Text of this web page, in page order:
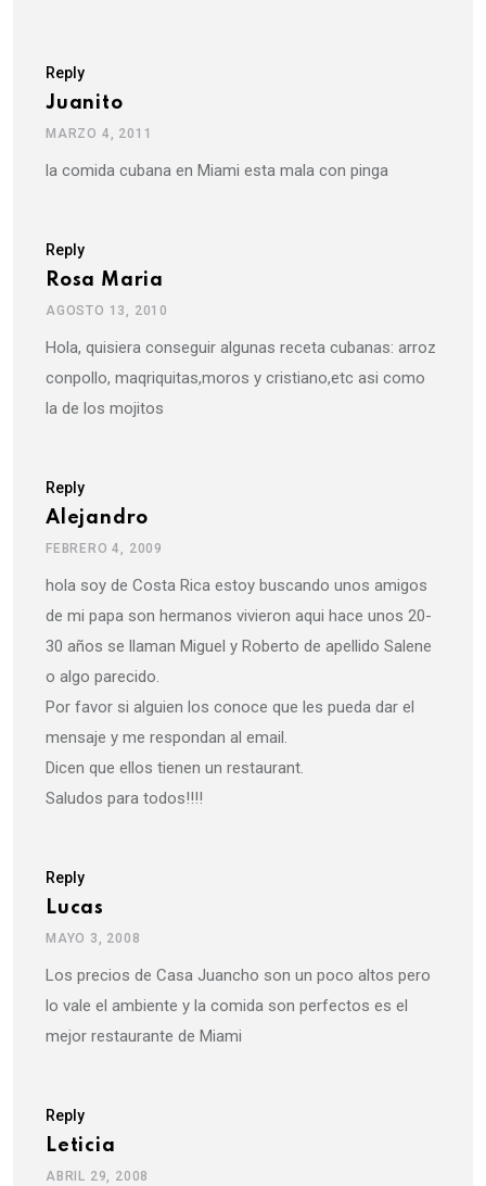
Reply
Juanito
MARZO 4, 2011
la comida cubana en Miami esta mala con pinga
Reply
Rosa Maria
AGOSTO 13, 2010
Hola, quisiera conseguir algunas receta cubanas: arroz
conpollo, maqriquitas,moros y cristiano,etc asi como
la de los mojitos
Reply
Alejandro
FEBRERO 4, 2009
hola soy de Costa Rica estoy buscando unos amigos
de mi papa son hermanos vivieron aqui hace unos 20-
30 años se llaman Miguel y Roberto de apellido Salene
o algo parecido.
Por favor si alguien los conoce que les pueda dar el
mensaje y me respondan al email.
Dicen que ellos tienen un restaurant.
Saludos para todos!!!!
Reply
Lucas
MAYO 3, 2008
Los precios de Casa Juancho son un poco altos pero
lo vale el ambiente y la comida son perfectos es el
mejor restaurante de Miami
Reply
Leticia
ABRIL 29, 2008